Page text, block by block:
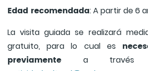
Edad recomendada: A partir de 6
La visita guiada se realizará
gratuito, para lo cual es
previamente a través